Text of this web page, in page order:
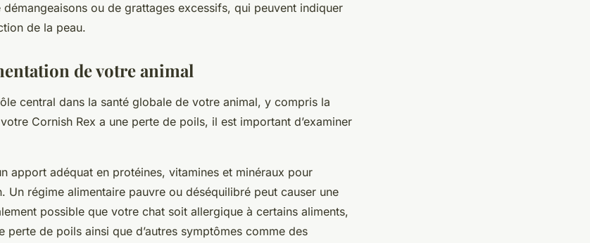
démangeaisons ou de grattages excessifs, qui peuvent indiquer
de la peau.
de votre animal
central dans la santé globale de votre animal, y compris la
Cornish Rex a une perte de poils, il est important d’examiner
apport adéquat en protéines, vitamines et minéraux pour
Un régime alimentaire pauvre ou déséquilibré peut causer une
possible que votre chat soit allergique à certains aliments,
perte de poils ainsi que d’autres symptômes comme des